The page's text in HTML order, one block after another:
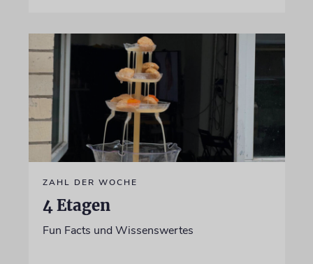
ZAHL DER WOCHE
4 Etagen
Fun Facts und Wissenswertes